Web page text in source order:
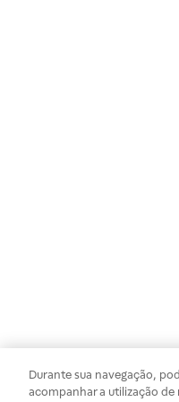
Durante sua navegação,
acompanhar a utilização